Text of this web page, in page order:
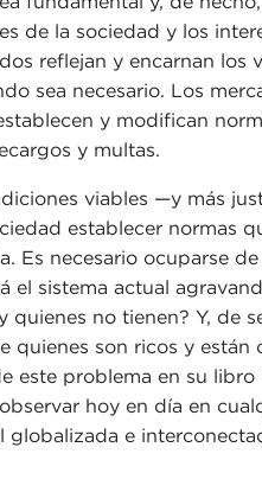
de la sociedad y los
reflejan y encarnan
sea necesario. Los
y modifican
y multas.
viables —y más
establecer
Es necesario ocuparse
sistema actual
no tienen? Y, de
son ricos y
este problema en su libro
hoy en día en
e